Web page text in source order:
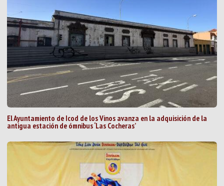
El Ayuntamiento de Icod de los Vinos avanza en la adquisición de la
antigua estación de ómnibus ‘Las Cocheras’